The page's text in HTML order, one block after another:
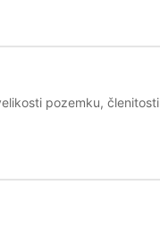
pozemku, členitosti